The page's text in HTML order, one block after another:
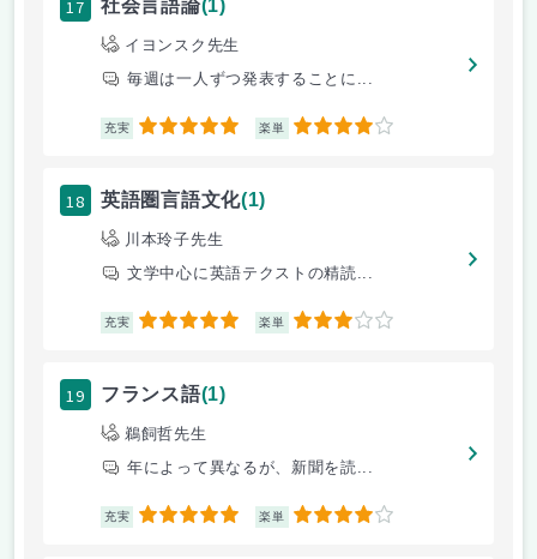
17 社会言語論(1)
イヨンスク先生
毎週は一人ずつ発表することに...
充実 5 楽単 4
18 英語圏言語文化(1)
川本玲子先生
文学中心に英語テクストの精読...
充実 5 楽単 3
19 フランス語(1)
鵜飼哲先生
年によって異なるが、新聞を読...
充実 5 楽単 4